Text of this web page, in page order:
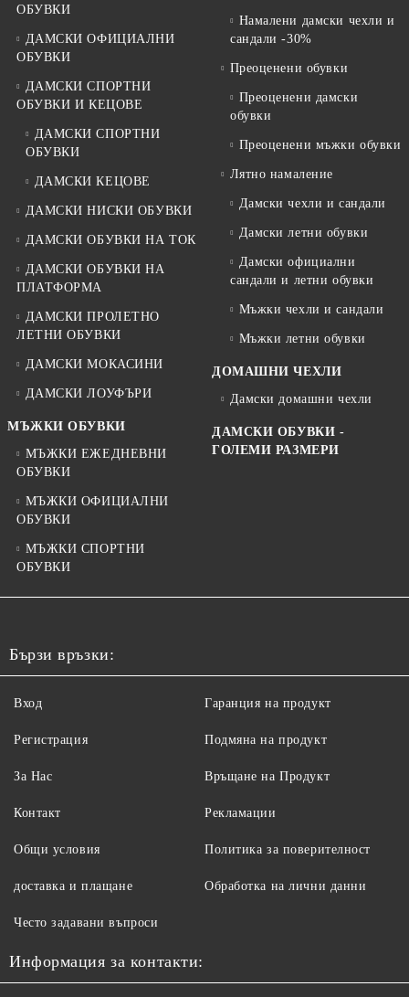
ОБУВКИ
ДАМСКИ ОФИЦИАЛНИ
ОБУВКИ
ДАМСКИ СПОРТНИ
ОБУВКИ И КЕЦОВЕ
ДАМСКИ СПОРТНИ
ОБУВКИ
ДАМСКИ КЕЦОВЕ
ДАМСКИ НИСКИ ОБУВКИ
ДАМСКИ ОБУВКИ НА ТОК
ДАМСКИ ОБУВКИ НА
ПЛАТФОРМА
ДАМСКИ ПРОЛЕТНО
ЛЕТНИ ОБУВКИ
ДАМСКИ МОКАСИНИ
ДАМСКИ ЛОУФЪРИ
МЪЖКИ ОБУВКИ
МЪЖКИ ЕЖЕДНЕВНИ
ОБУВКИ
МЪЖКИ ОФИЦИАЛНИ
ОБУВКИ
МЪЖКИ СПОРТНИ
ОБУВКИ
Намалени дамски чехли и
сандали -30%
Преоценени обувки
Преоценени дамски
обувки
Преоценени мъжки обувки
Лятно намаление
Дамски чехли и сандали
Дамски летни обувки
Дамски официални
сандали и летни обувки
Мъжки чехли и сандали
Мъжки летни обувки
ДОМАШНИ ЧЕХЛИ
Дамски домашни чехли
ДАМСКИ ОБУВКИ -
ГОЛЕМИ РАЗМЕРИ
Бързи връзки:
Вход
Регистрация
За Нас
Контакт
Общи условия
доставка и плащане
Гаранция на продукт
Подмяна на продукт
Връщане на Продукт
Рекламации
Политика за поверителност
Обработка на лични данни
Често задавани въпроси
Информация за контакти: